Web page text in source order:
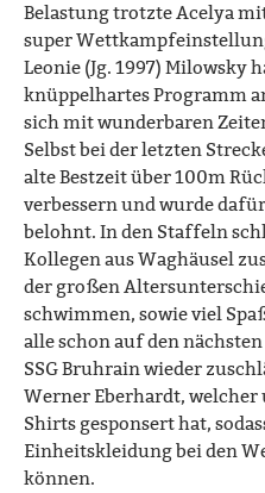
Belastung trotzte Acelya
super
Leonie (Jg. 1997) Milowsky
knüppelhartes Programm
sich mit wunderbaren
Selbst bei der letzten
alte Bestzeit über 100m
verbessern und wurde
belohnt. In den Staffeln
Kollegen aus Waghäusel
der großen
schwimmen, sowie viel
alle schon auf den
SSG Bruhrain wieder
Werner Eberhardt, welcher
Shirts gesponsert hat,
Einheitskleidung bei den
können.